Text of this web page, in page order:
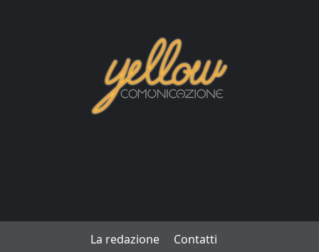
La redazione
Contatti